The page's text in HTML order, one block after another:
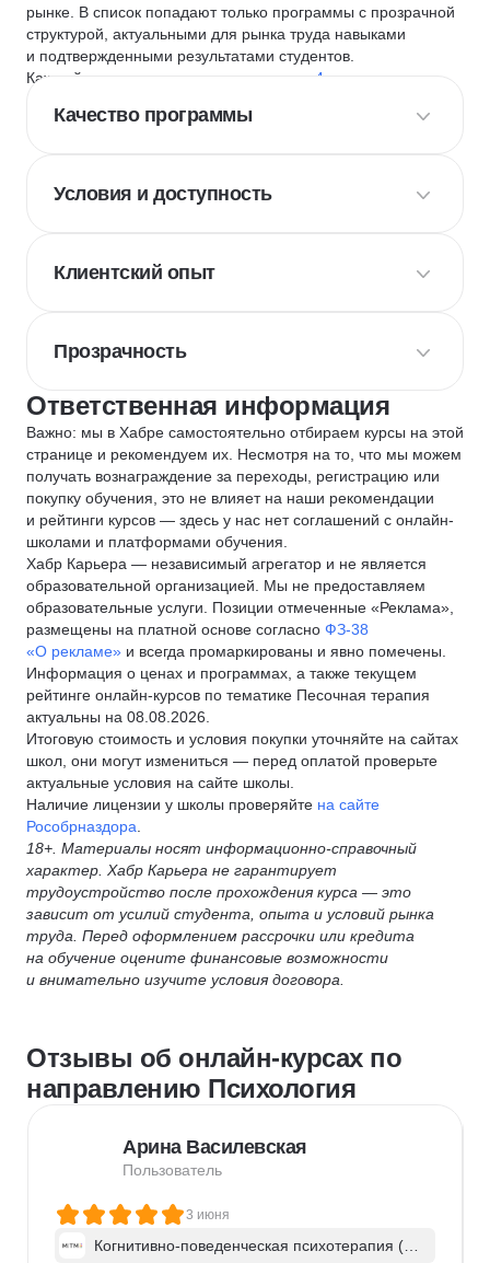
рынке. В список попадают только программы с прозрачной
структурой, актуальными для рынка труда навыками
и подтвержденными результатами студентов.
Каждый курс и школу мы оцениваем по
4 критериям
Качество программы
Условия и доступность
Клиентский опыт
Прозрачность
Ответственная информация
Важно: мы в Хабре самостоятельно отбираем курсы на этой
странице и рекомендуем их. Несмотря на то, что мы можем
получать вознаграждение за переходы, регистрацию или
покупку обучения, это не влияет на наши рекомендации
и рейтинги курсов — здесь у нас нет соглашений с онлайн-
школами и платформами обучения.
Хабр Карьера — независимый агрегатор и не является
образовательной организацией. Мы не предоставляем
образовательные услуги. Позиции отмеченные «Реклама»,
размещены на платной основе согласно ФЗ-38
«О рекламе» и всегда промаркированы и явно помечены.
Информация о ценах и программах, а также текущем
рейтинге онлайн-курсов по тематике Песочная терапия
актуальны на 08.08.2026.
Итоговую стоимость и условия покупки уточняйте на сайтах
школ, они могут измениться — перед оплатой проверьте
актуальные условия на сайте школы.
Наличие лицензии у школы проверяйте на сайте
Рособрназдора
18+. Материалы носят информационно-справочный
характер. Хабр Карьера не гарантирует
трудоустройство после прохождения курса — это
зависит от усилий студента, опыта и условий рынка
труда. Перед оформлением рассрочки или кредита
на обучение оцените финансовые возможности
и внимательно изучите условия договора.
Отзывы об онлайн-курсах по
направлению Психология
Арина Василевская
Пользователь
3 июня
Когнитивно-поведенческая психотерапия (К